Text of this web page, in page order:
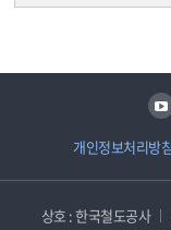
개인정보처리방
유튜브
상호 : 한국철도공사